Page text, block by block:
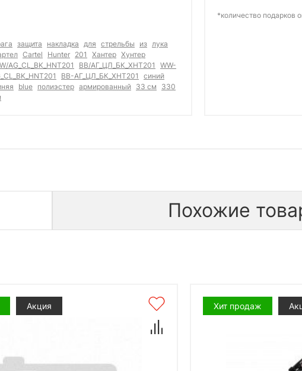
защита накладка для стрельбы из лука
Cartel Hunter 201 Хантер Хунтер
AG_CL_BK_HNT201
ВВ/АГ_ЦЛ_БК_ХНТ201
WW-
ВВ-АГ_ЦЛ_БК_ХНТ201
синий
blue полиэстер армированный 33 см
330
*количество подарков
Похожие
Акция Хит продаж